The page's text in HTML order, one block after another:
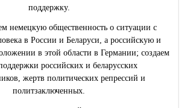
поддержку.
немецкую общественность о ситуации с
в России и Беларуси, а российскую и
в этой области в Германии; создаем
российских и беларусских
жертв политических репрессий и
политзаключенных.